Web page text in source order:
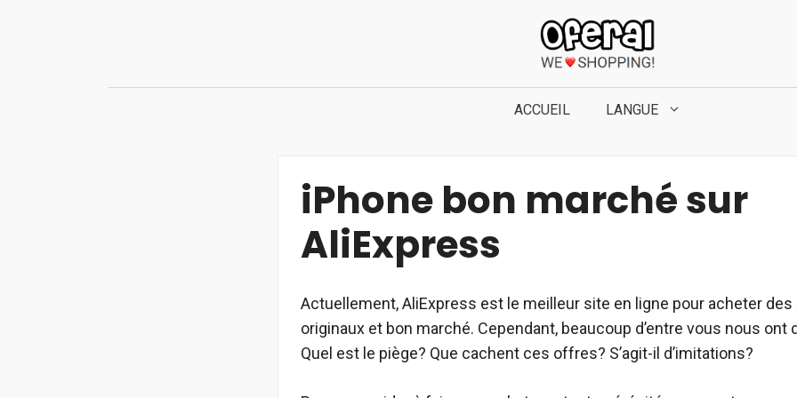
ACCUEIL LANGUE
iPhone bon marché sur
AliExpress
Actuellement, AliExpress est le meilleur site en ligne pour acheter des
originaux et bon marché. Cependant, beaucoup d’entre vous nous ont
Quel est le piège? Que cachent ces offres? S’agit-il d’imitations?